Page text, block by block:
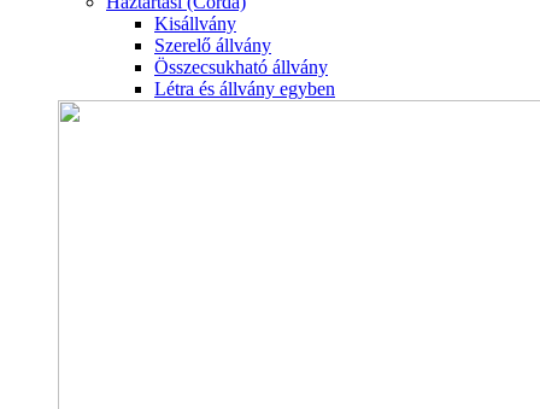
Kisállvány
Szerelő állvány
Összecsukható állvány
Létra és állvány egyben